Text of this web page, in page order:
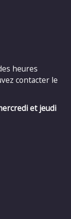
heures
contacter le
et jeudi